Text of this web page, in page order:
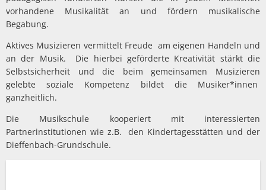
vorhandene Musikalität an und fördern musikalische
Begabung.
Aktives Musizieren vermittelt Freude am eigenen Handeln und
an der Musik. Die hierbei geförderte Kreativität stärkt die
Selbstsicherheit und die beim gemeinsamen Musizieren
gelebte soziale Kompetenz bildet die Musiker*innen
ganzheitlich.
Die Musikschule kooperiert mit interessierten
Partnerinstitutionen wie z.B. den Kindertagesstätten und der
Dieffenbach-Grundschule.